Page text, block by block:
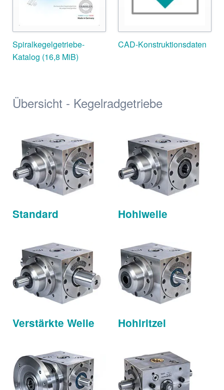
Spiralkegelgetriebe-
Katalog (16,8 MiB)
CAD-Konstruktionsdaten
Übersicht - Kegelradgetriebe
Standard Hohlwelle
Verstärkte Welle Hohlritzel